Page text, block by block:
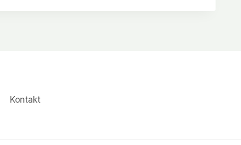
Kontakt